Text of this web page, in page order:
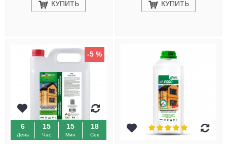
КУПИТЬ КУПИТЬ
-5 %
6
День
15
Час
15
Мин
17
Сек